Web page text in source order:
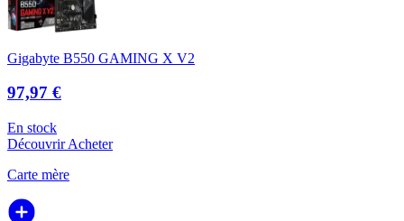
Gigabyte B550 GAMING X V2
97,97 €
En stock
DécouvrirAcheter
Carte mère